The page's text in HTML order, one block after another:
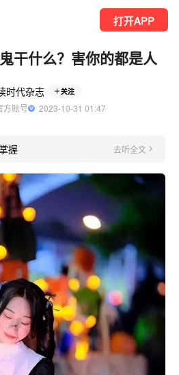
打开APP
干什么？害你的都是人
时代杂志 关注
方账号
  2023-10-31 01:47
握 去听全文